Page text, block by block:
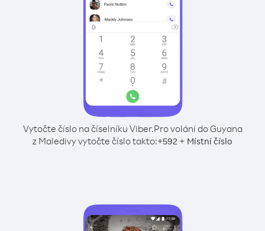
Vytočte číslo na číselníku Viber.Pro volání do Guyana
z Maledivy vytočte číslo takto:+592 + Místní číslo